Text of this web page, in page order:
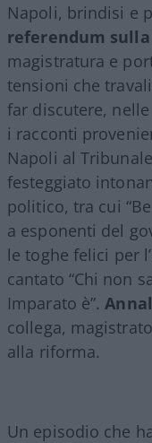
Napoli, brindisi e
referendum
magistratura e
tensioni che
far discutere,
i racconti
Napoli al
festeggiato
politico, tra cui
a esponenti del
le toghe felici per
cantato “Chi non
Imparato è”.
collega,
alla riforma.
Un episodio che